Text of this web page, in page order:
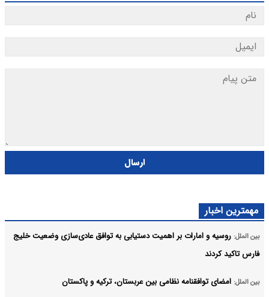
ارسال
مهمترین اخبار
بین الملل: روسیه و امارات بر اهمیت دستیابی به توافق عادی‌سازی وضعیت خلیج‌
فارس تاکید کردند
بین الملل: امضای توافقنامه نظامی بین عربستان، ترکیه و پاکستان